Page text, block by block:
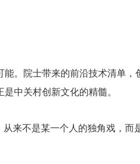
。院士带来的前沿技术清单
中关村创新文化的精髓。
来不是某一个人的独角戏，